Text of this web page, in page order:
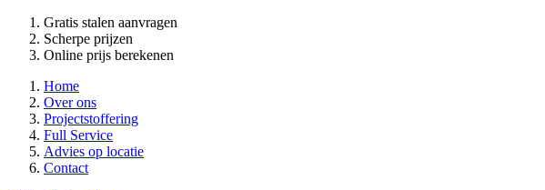
Gratis stalen aanvragen
Scherpe prijzen
Online prijs berekenen
Home
Over ons
Projectstoffering
Full Service
Advies op locatie
Contact